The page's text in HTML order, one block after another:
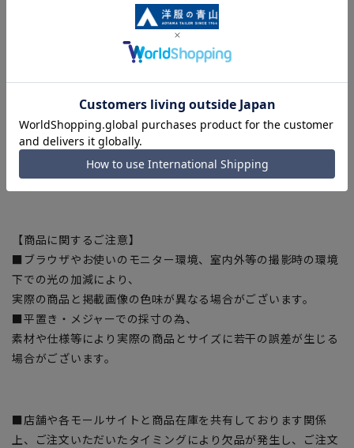
を使用、安全を安心して着用いただけます。
【スタイルの目安】(※当社比)
シルエット
細め スッキリ 普通
【商品に関するご注意】
■ブラウザやお使いのモニター環境、室内外等の撮影時の環境
下での光の加減により、
実際の商品と掲載画像の色味が異なる場合がございます。
■平置き・メジャーでの採寸の為、
素材や仕様等により実際の商品とサイズに若干の誤差が生じる
場合がございます。
■店舗や各モールサイトと商品在庫を共有しております関係
上、ご注文いただいたタイミングにより欠品が発生し、ご注文